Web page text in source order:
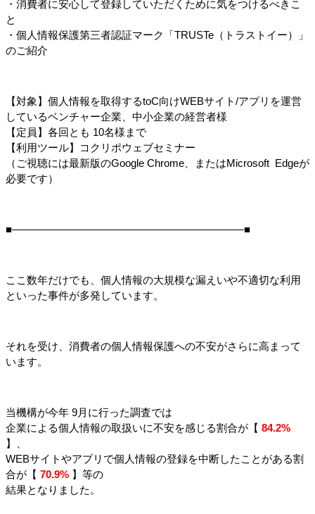
・消費者に安心して登録していただくために気をつけるべきこ
と
・個人情報保護第三者認証マーク「TRUSTe（トラストイー）」
のご紹介
【対象】個人情報を取得するtoC向けWEBサイト/アプリを運営
しているベンチャー企業、中小企業の経営者様
【定員】各回とも 10名様まで
【利用ツール】コクリポウェブセミナー
（ご視聴には最新版のGoogle Chrome、またはMicrosoft  Edgeが
必要です）
■――――――――――――――――――――――■
ここ数年だけでも、個人情報の大規模な漏えいや不適切な利用
といった事件が多発しています。
それを受け、消費者の個人情報保護への不安がさらに高まって
います。
当機構が今年 9月に行った調査では
企業による個人情報の取扱いに不安を感じる割合が【 84.2%
】、
WEBサイトやアプリで個人情報の登録を中断したことがある割
合が【 70.9% 】等の
結果となりました。